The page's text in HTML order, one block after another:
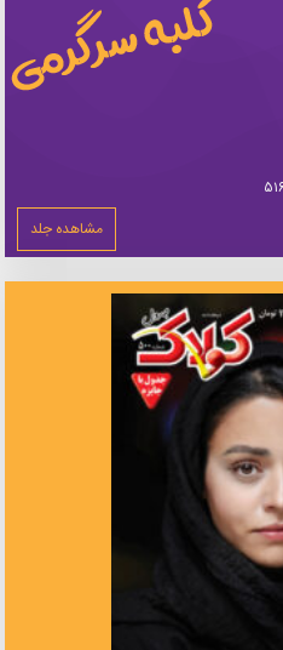
مشاهده جلد